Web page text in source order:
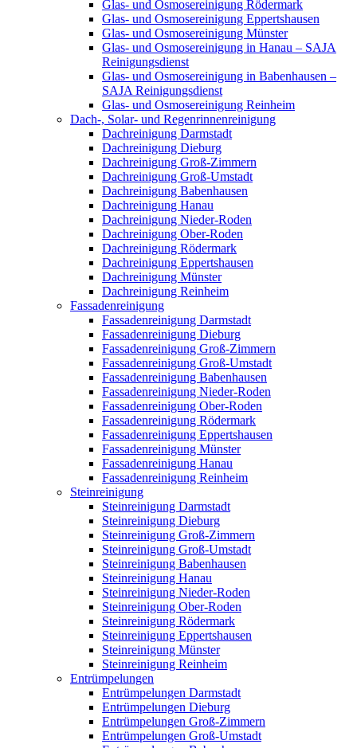
Glas- und Osmosereinigung Rödermark
Glas- und Osmosereinigung Eppertshausen
Glas- und Osmosereinigung Münster
Glas- und Osmosereinigung in Hanau – SAJA
Reinigungsdienst
Glas- und Osmosereinigung in Babenhausen –
SAJA Reinigungsdienst
Glas- und Osmosereinigung Reinheim
Dach-, Solar- und Regenrinnenreinigung
Dachreinigung Darmstadt
Dachreinigung Dieburg
Dachreinigung Groß-Zimmern
Dachreinigung Groß-Umstadt
Dachreinigung Babenhausen
Dachreinigung Hanau
Dachreinigung Nieder-Roden
Dachreinigung Ober-Roden
Dachreinigung Rödermark
Dachreinigung Eppertshausen
Dachreinigung Münster
Dachreinigung Reinheim
Fassadenreinigung
Fassadenreinigung Darmstadt
Fassadenreinigung Dieburg
Fassadenreinigung Groß-Zimmern
Fassadenreinigung Groß-Umstadt
Fassadenreinigung Babenhausen
Fassadenreinigung Nieder-Roden
Fassadenreinigung Ober-Roden
Fassadenreinigung Rödermark
Fassadenreinigung Eppertshausen
Fassadenreinigung Münster
Fassadenreinigung Hanau
Fassadenreinigung Reinheim
Steinreinigung
Steinreinigung Darmstadt
Steinreinigung Dieburg
Steinreinigung Groß-Zimmern
Steinreinigung Groß-Umstadt
Steinreinigung Babenhausen
Steinreinigung Hanau
Steinreinigung Nieder-Roden
Steinreinigung Ober-Roden
Steinreinigung Rödermark
Steinreinigung Eppertshausen
Steinreinigung Münster
Steinreinigung Reinheim
Entrümpelungen
Entrümpelungen Darmstadt
Entrümpelungen Dieburg
Entrümpelungen Groß-Zimmern
Entrümpelungen Groß-Umstadt